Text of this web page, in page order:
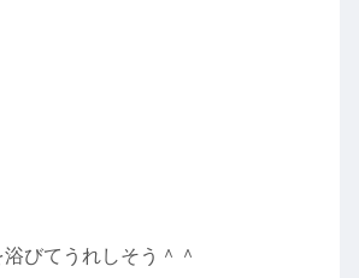
びてうれしそう＾＾